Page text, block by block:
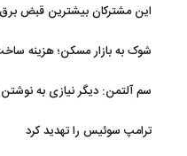
این مشترکان بیشترین قبض برق
سم آلتمن: دیگر نیازی به نوشتن
ترامپ سوئیس را تهدید کرد